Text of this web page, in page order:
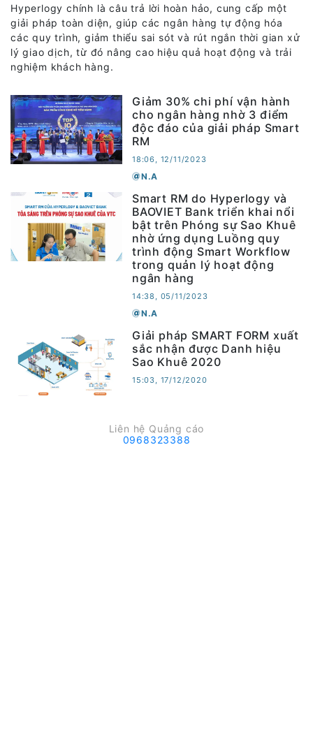
Hyperlogy chính là câu trả lời hoàn hảo, cung cấp một
giải pháp toàn diện, giúp các ngân hàng tự động hóa
các quy trình, giảm thiểu sai sót và rút ngắn thời gian xử
lý giao dịch, từ đó nâng cao hiệu quả hoạt động và trải
nghiệm khách hàng.
Giảm 30% chi phí vận hành
cho ngân hàng nhờ 3 điểm
độc đáo của giải pháp Smart
RM
18:06, 12/11/2023
N.A
Smart RM do Hyperlogy và
BAOVIET Bank triển khai nổi
bật trên Phóng sự Sao Khuê
nhờ ứng dụng Luồng quy
trình động Smart Workflow
trong quản lý hoạt động
ngân hàng
14:38, 05/11/2023
N.A
Giải pháp SMART FORM xuất
sắc nhận được Danh hiệu
Sao Khuê 2020
15:03, 17/12/2020
Liên hệ Quảng cáo
0968323388